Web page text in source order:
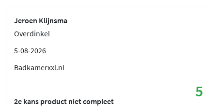
Jeroen Klijnsma
Overdinkel
5-08-2026
Badkamerxxl.nl
5
2e kans product niet compleet